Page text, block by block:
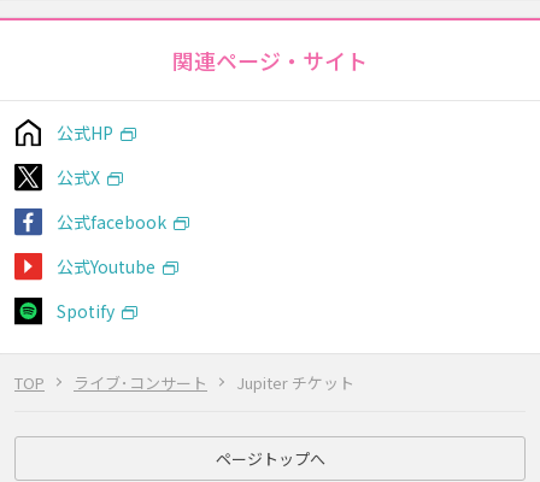
TOP ライブ･コンサート Jupiter チケット
関連ページ・サイト
公式HP
公式X
公式facebook
公式Youtube
Spotify
ページトップへ